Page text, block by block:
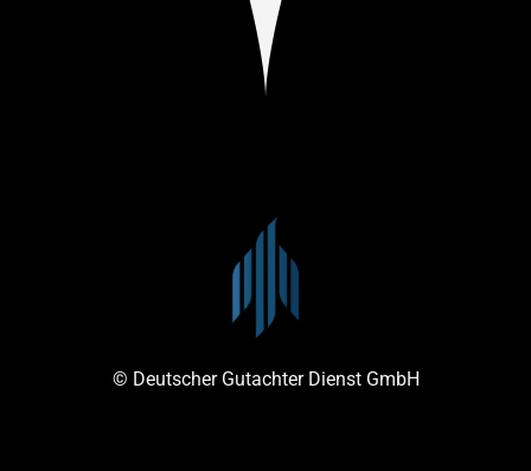
© Deutscher Gutachter Dienst GmbH